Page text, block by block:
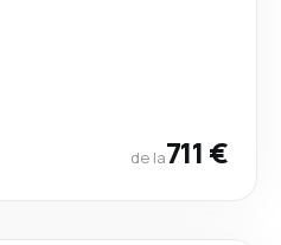
de la711 €